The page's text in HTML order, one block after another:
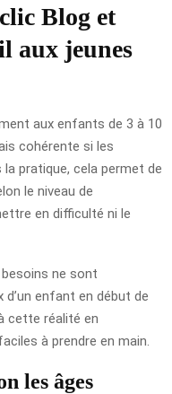
Blog et
aux jeunes
aux enfants de 3 à 10
cohérente si les
pratique, cela permet de
le niveau de
en difficulté ni le
ne sont
enfant en début de
cette réalité en
à prendre en main.
les âges